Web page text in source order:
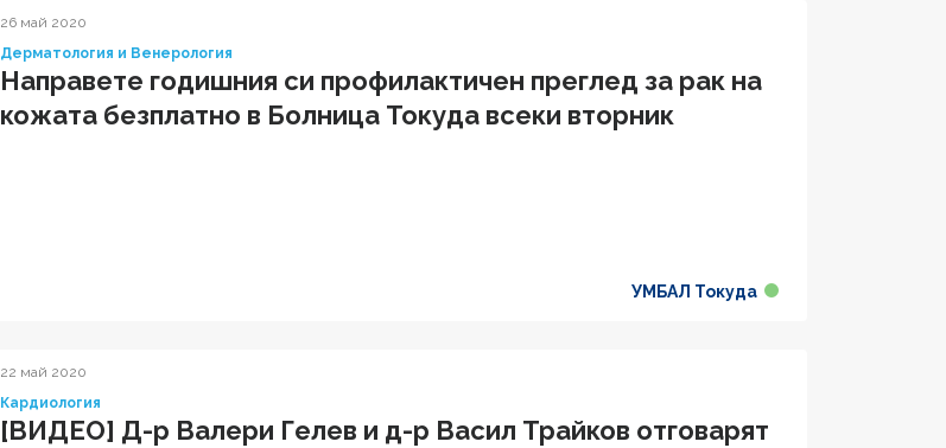
26 май 2020
Дерматология и Венерология
Направете годишния си профилактичен преглед за рак на
кожата безплатно в Болница Токуда всеки вторник
УМБАЛ Токуда
22 май 2020
Кардиология
[ВИДЕО] Д-р Валери Гелев и д-р Васил Трайков отговарят